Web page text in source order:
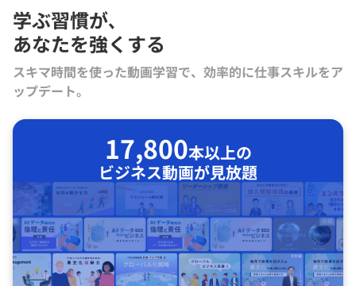
学ぶ習慣が､
あなたを強くする
スキマ時間を使った動画学習で、効率的に仕事スキルをア
ップデート。
17,800本以上の
ビジネス動画が見放題